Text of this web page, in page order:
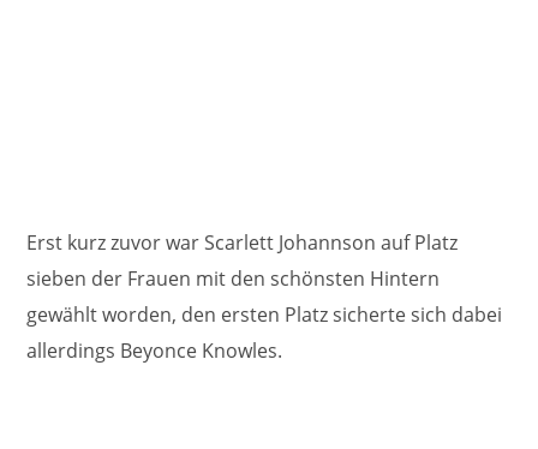
Erst kurz zuvor war Scarlett Johannson auf Platz
sieben der Frauen mit den schönsten Hintern
gewählt worden, den ersten Platz sicherte sich dabei
allerdings Beyonce Knowles.